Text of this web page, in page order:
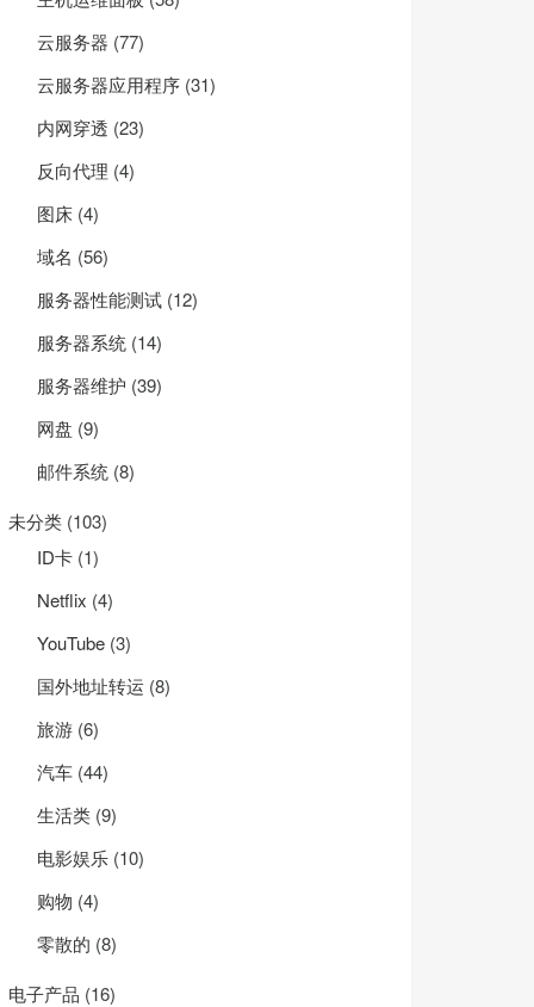
云服务器 (77)
云服务器应用程序 (31)
内网穿透 (23)
反向代理 (4)
图床 (4)
域名 (56)
服务器性能测试 (12)
服务器系统 (14)
服务器维护 (39)
网盘 (9)
邮件系统 (8)
未分类 (103)
ID卡 (1)
Net­flix (4)
YouTube (3)
国外地址转运 (8)
旅游 (6)
汽车 (44)
生活类 (9)
电影娱乐 (10)
购物 (4)
零散的 (8)
电子产品 (16)